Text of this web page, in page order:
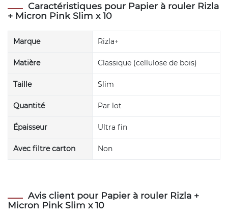
Caractéristiques pour Papier à rouler Rizla
+ Micron Pink Slim x 10
Marque Rizla+
Matière Classique (cellulose de bois)
Taille Slim
Quantité Par lot
Épaisseur Ultra fin
Avec filtre carton Non
Avis client pour Papier à rouler Rizla +
Micron Pink Slim x 10